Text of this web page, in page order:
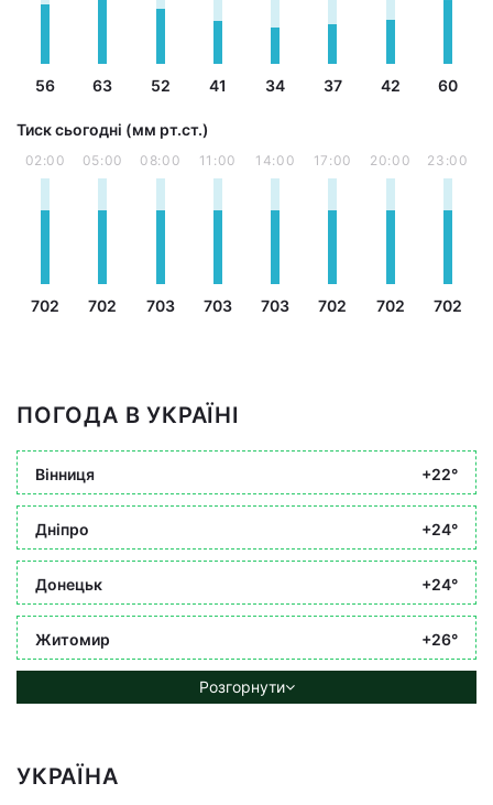
56 63 52 41 34 37 42 60
Тиск сьогодні (мм рт.ст.)
02:00
702
05:00
702
08:00
703
11:00
703
14:00
703
17:00
702
20:00
702
23:00
702
ПОГОДА В УКРАЇНІ
Вінниця +22°
Дніпро +24°
Донецьк +24°
Житомир +26°
Розгорнути
УКРАЇНА